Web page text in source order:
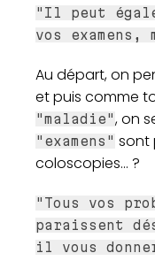
"Il peut
vos examens,
Au départ, on
et puis comme
"maladie", on
"examens" sont
coloscopies... ?
"Tous vos
paraissent
il vous